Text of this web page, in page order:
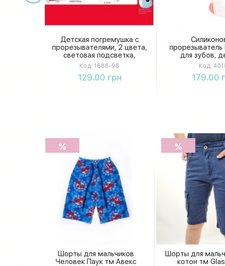
Детская погремушка с
прорезывателями, 2 цвета,
световая подсветка,
приятная мелодия,
звенящие детали,
резиновые элементы, в
Код: 1688-98
129.00 грн
Купить
прорезыватель
для зубов,
грызунок,
материал, в
Код:
179.00
Купить
%
Шорты для мальчиков
Человек Паук тм Авекс
%
Шорты для
котон тм